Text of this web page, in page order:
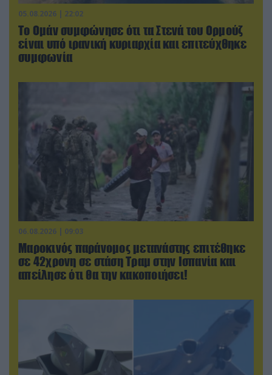
05.08.2026 | 22:02
Το Ομάν συμφώνησε ότι τα Στενά του Ορμούζ
είναι υπό ιρανική κυριαρχία και επιτεύχθηκε
συμφωνία
06.08.2026 | 09:03
Μαροκινός παράνομος μετανάστης επιτέθηκε
σε 42χρονη σε στάση Τραμ στην Ισπανία και
απείλησε ότι θα την κακοποιήσει!